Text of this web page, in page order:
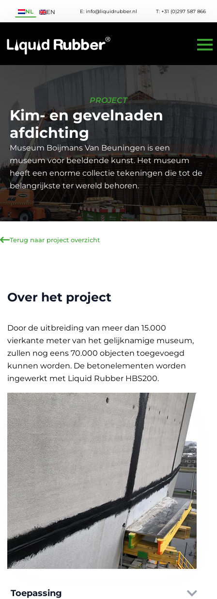
NL EN E: info@liquidrubber.nl T: +31 (0)297 587 866
PROJECT
Kim- en gevelnaden
afdichting
Museum Boijmans Van Beuningen is een
museum voor beeldende kunst. Het museum
heeft een enorme collectie tekeningen die tot de
belangrijkste ter wereld behoren.
Terug naar project overzicht
Toepassing
Over het project
Door de uitbreiding van meer dan 15.000
vierkante meter van het gelijknamige museum,
zullen nog eens 70.000 objecten toegevoegd
kunnen worden. De betonelementen worden
ingewerkt met Liquid Rubber HBS200.